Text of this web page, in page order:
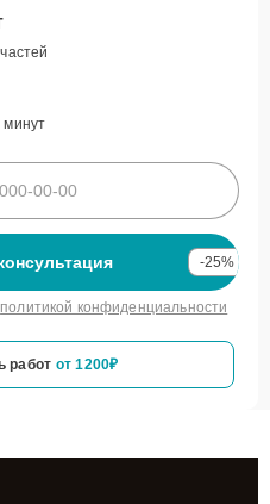
минут
-25%
политикой конфиденциальности
работ от 1200₽